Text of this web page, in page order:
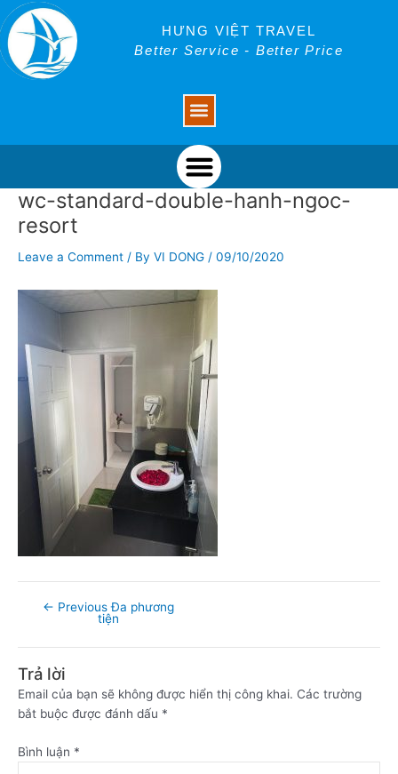
Skip
to
content
HƯNG VIỆT TRAVEL
Better Service - Better Price
Menu
wc-standard-double-hanh-ngoc-
resort
Leave a Comment / By VI DONG / 09/10/2020
Post
navigation
← Previous Đa phương
tiện
Trả lời
Email của bạn sẽ không được hiển thị công khai. Các trường
bắt buộc được đánh dấu *
Bình luận *